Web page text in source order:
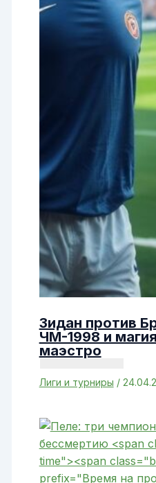
Зидан против
ЧМ-1998 и
маэстро
Лиги и турниры /